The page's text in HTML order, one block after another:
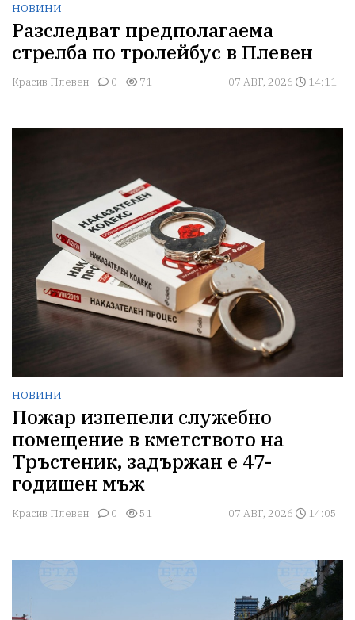
НОВИНИ
Разследват предполагаема
стрелба по тролейбус в Плевен
Красив Плевен 0 71 07 АВГ, 2026 14:11
НОВИНИ
Пожар изпепели служебно
помещение в кметството на
Тръстеник, задържан е 47-
годишен мъж
Красив Плевен 0 51 07 АВГ, 2026 14:05